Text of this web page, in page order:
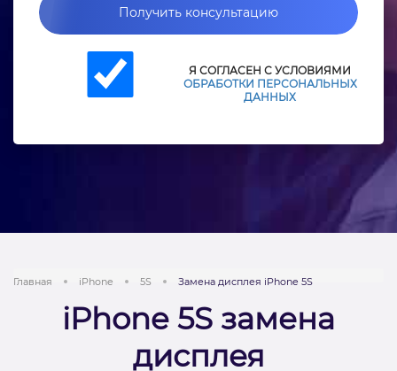
Получить консультацию
Я СОГЛАСЕН С УСЛОВИЯМИ
ОБРАБОТКИ ПЕРСОНАЛЬНЫХ
ДАННЫХ
Главная iPhone 5S Замена дисплея iPhone 5S
iPhone 5S замена
дисплея